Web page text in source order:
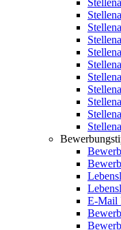
E-Mail